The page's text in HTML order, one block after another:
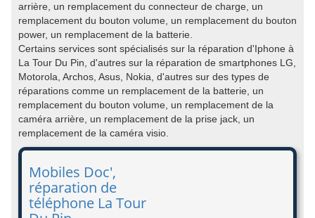
arrière, un remplacement du connecteur de charge, un
remplacement du bouton volume, un remplacement du bouton
power, un remplacement de la batterie.
Certains services sont spécialisés sur la réparation d'Iphone à
La Tour Du Pin, d'autres sur la réparation de smartphones LG,
Motorola, Archos, Asus, Nokia, d'autres sur des types de
réparations comme un remplacement de la batterie, un
remplacement du bouton volume, un remplacement de la
caméra arrière, un remplacement de la prise jack, un
remplacement de la caméra visio.
Mobiles Doc',
réparation de
téléphone La Tour